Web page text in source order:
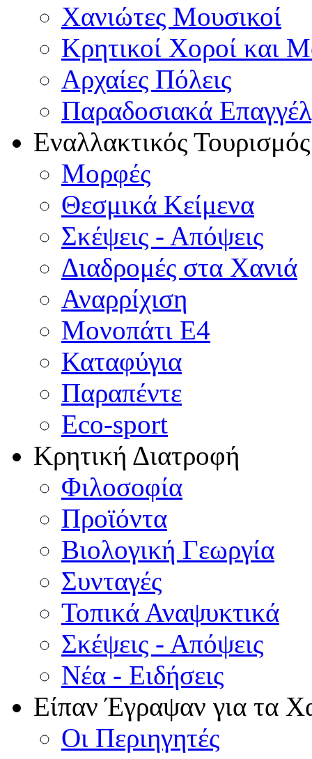
Χανιώτες Μουσικοί
Κρητικοί Χοροί και
Αρχαίες Πόλεις
Παραδοσιακά
Εναλλακτικός Τουρισμός
Μορφές
Θεσμικά Κείμενα
Σκέψεις - Απόψεις
Διαδρομές στα Χανιά
Αναρρίχιση
Μονοπάτι Ε4
Καταφύγια
Παραπέντε
Eco-sport
Κρητική Διατροφή
Φιλοσοφία
Προϊόντα
Βιολογική Γεωργία
Συνταγές
Τοπικά Αναψυκτικά
Σκέψεις - Απόψεις
Νέα - Ειδήσεις
Είπαν Έγραψαν για τα
Οι Περιηγητές